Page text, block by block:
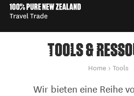
TOOLS &
Home Tools
Wir bieten eine Reihe